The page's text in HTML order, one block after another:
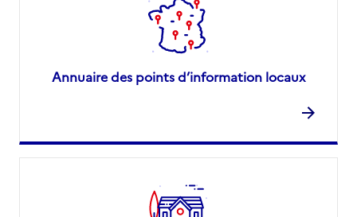
Annuaire des points d’information locaux